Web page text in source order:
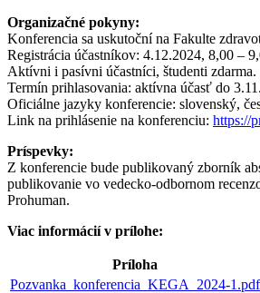
Organizačné pokyny:
Konferencia sa uskutoční na Fakulte
Registrácia účastníkov: 4.12.2024, 8,00 –
Aktívni i pasívni účastníci, študenti zdarma.
Termín prihlasovania: aktívna účasť do
Oficiálne jazyky konferencie: slovenský,
Link na prihlásenie na konferenciu: https://
Príspevky:
Z konferencie bude publikovaný zborník
publikovanie vo vedecko-odbornom
Prohuman.
Viac informácií v prílohe:
Príloha
Pozvanka_konferencia_KEGA_2024-1.pdf